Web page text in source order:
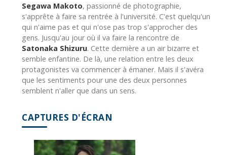
Segawa Makoto, passionné de photographie,
s'apprête à faire sa rentrée à l'université. C'est quelqu'un
qui n'aime pas et qui n'ose pas trop s'approcher des
gens. Jusqu'au jour où il va faire la rencontre de
Satonaka Shizuru. Cette dernière a un air bizarre et
semble enfantine. De là, une relation entre les deux
protagonistes va commencer à émaner. Mais il s'avéra
que les sentiments pour une des deux personnes
semblent n'aller que dans un sens.
CAPTURES D'ÉCRAN